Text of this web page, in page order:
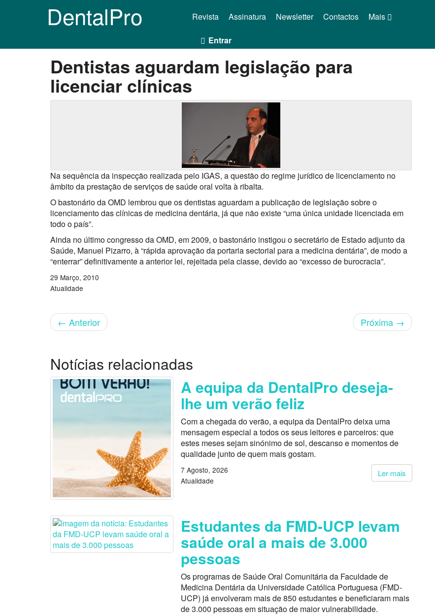
DentalPro Mais
Revista Assinatura Newsletter Contactos
Entrar
Dentistas aguardam legislação para
licenciar clínicas
Na sequência da inspecção realizada pelo IGAS, a questão do regime jurídico de licenciamento no
âmbito da prestação de serviços de saúde oral volta à ribalta.
O bastonário da OMD lembrou que os dentistas aguardam a publicação de legislação sobre o
licenciamento das clínicas de medicina dentária, já que não existe “uma única unidade licenciada em
todo o país”.
Ainda no último congresso da OMD, em 2009, o bastonário instigou o secretário de Estado adjunto da
Saúde, Manuel Pizarro, à “rápida aprovação da portaria sectorial para a medicina dentária”, de modo a
“enterrar” definitivamente a anterior lei, rejeitada pela classe, devido ao “excesso de burocracia”.
29 Março, 2010
Atualidade
← Anterior Próxima →
Notícias relacionadas
A equipa da DentalPro deseja-
lhe um verão feliz
Com a chegada do verão, a equipa da DentalPro deixa uma
mensagem especial a todos os seus leitores e parceiros: que
estes meses sejam sinónimo de sol, descanso e momentos de
qualidade junto de quem mais gostam.
Ler mais
7 Agosto, 2026
Atualidade
Estudantes da FMD-UCP levam
saúde oral a mais de 3.000
pessoas
Os programas de Saúde Oral Comunitária da Faculdade de
Medicina Dentária da Universidade Católica Portuguesa (FMD-
UCP) já envolveram mais de 850 estudantes e beneficiaram mais
de 3.000 pessoas em situação de maior vulnerabilidade.